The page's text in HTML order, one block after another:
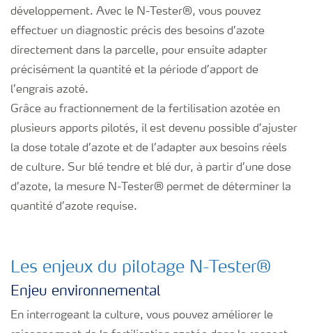
développement. Avec le N-Tester®, vous pouvez
effectuer un diagnostic précis des besoins d’azote
directement dans la parcelle, pour ensuite adapter
précisément la quantité et la période d’apport de
l’engrais azoté.
Grâce au fractionnement de la fertilisation azotée en
plusieurs apports pilotés, il est devenu possible d’ajuster
la dose totale d’azote et de l’adapter aux besoins réels
de culture. Sur blé tendre et blé dur, à partir d’une dose
d’azote, la mesure N-Tester® permet de déterminer la
quantité d’azote requise.
Les enjeux du pilotage N-Tester®
Enjeu environnemental
En interrogeant la culture, vous pouvez améliorer le